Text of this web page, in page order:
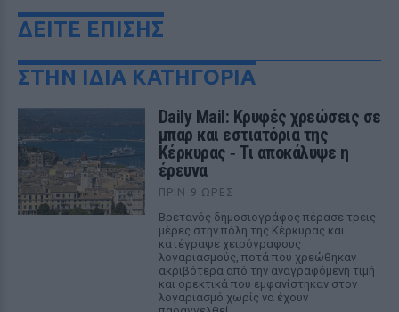
ΔΕΙΤΕ ΕΠΙΣΗΣ
ΣΤΗΝ ΙΔΙΑ ΚΑΤΗΓΟΡΙΑ
Daily Mail: Κρυφές χρεώσεις σε
μπαρ και εστιατόρια της
Κέρκυρας ‑ Τι αποκάλυψε η
έρευνα
ΠΡΙΝ 9 ΏΡΕΣ
Βρετανός δημοσιογράφος πέρασε τρεις
μέρες στην πόλη της Κέρκυρας και
κατέγραψε χειρόγραφους
λογαριασμούς, ποτά που χρεώθηκαν
ακριβότερα από την αναγραφόμενη τιμή
και ορεκτικά που εμφανίστηκαν στον
λογαριασμό χωρίς να έχουν